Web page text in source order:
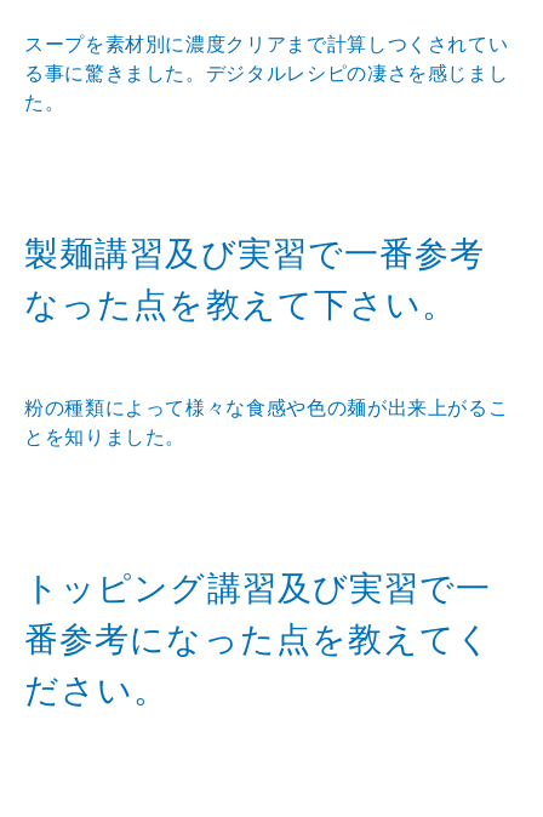
スープを素材別に濃度クリアまで計算しつくされてい
る事に驚きました。デジタルレシピの凄さを感じまし
た。
製麺講習及び実習で一番参考
なった点を教えて下さい。
粉の種類によって様々な食感や色の麺が出来上がるこ
とを知りました。
トッピング講習及び実習で一
番参考になった点を教えてく
ださい。